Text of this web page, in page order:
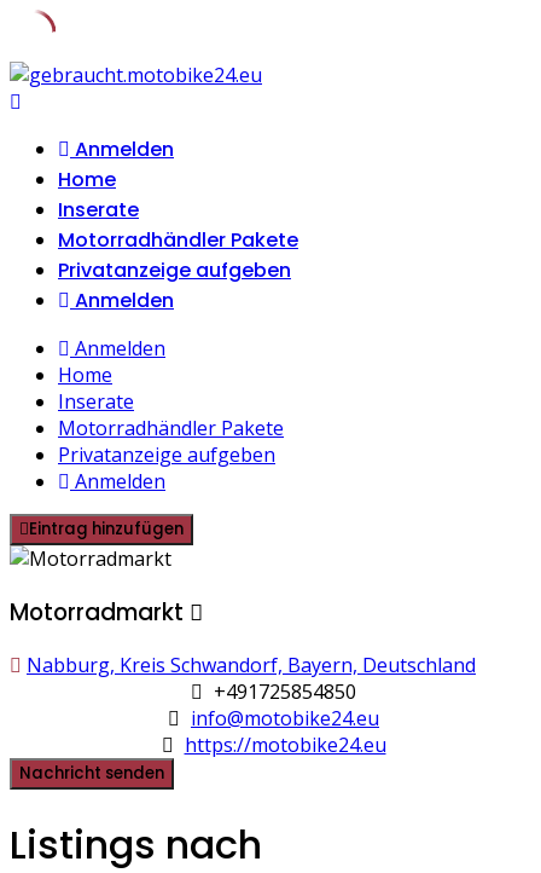
Skip
to
Anmelden
Home
Inserate
Motorradhändler Pakete
Privatanzeige aufgeben
Anmelden
Anmelden
Home
Inserate
Motorradhändler Pakete
Privatanzeige aufgeben
Anmelden
Eintrag hinzufügen
Motorradmarkt
Nabburg, Kreis Schwandorf, Bayern, Deutschland
+491725854850
info@motobike24.eu
https://motobike24.eu
Nachricht senden
Listings nach